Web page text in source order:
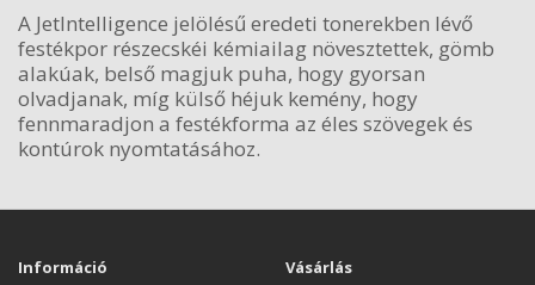
A JetIntelligence jelölésű eredeti tonerekben lévő
festékpor részecskéi kémiailag növesztettek, gömb
alakúak, belső magjuk puha, hogy gyorsan
olvadjanak, míg külső héjuk kemény, hogy
fennmaradjon a festékforma az éles szövegek és
kontúrok nyomtatásához.
Információ Vásárlás